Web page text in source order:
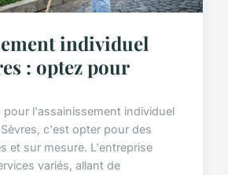
individuel
: optez pour
pour l'assainissement individuel
c'est opter pour des
et sur mesure. L'entreprise
variés, allant de